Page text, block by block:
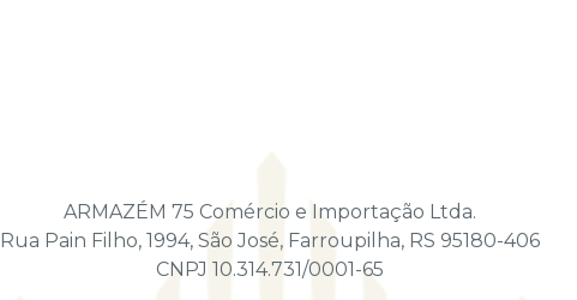
ARMAZÉM 75 Comércio e Importação Ltda.
Rua Pain Filho, 1994, São José, Farroupilha, RS 95180-406
CNPJ 10.314.731/0001-65